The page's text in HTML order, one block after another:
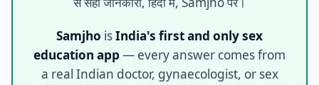
Samjho isIndia's first and only sex
education app — every answer comes from
a real Indian doctor, gynaecologist, or sex